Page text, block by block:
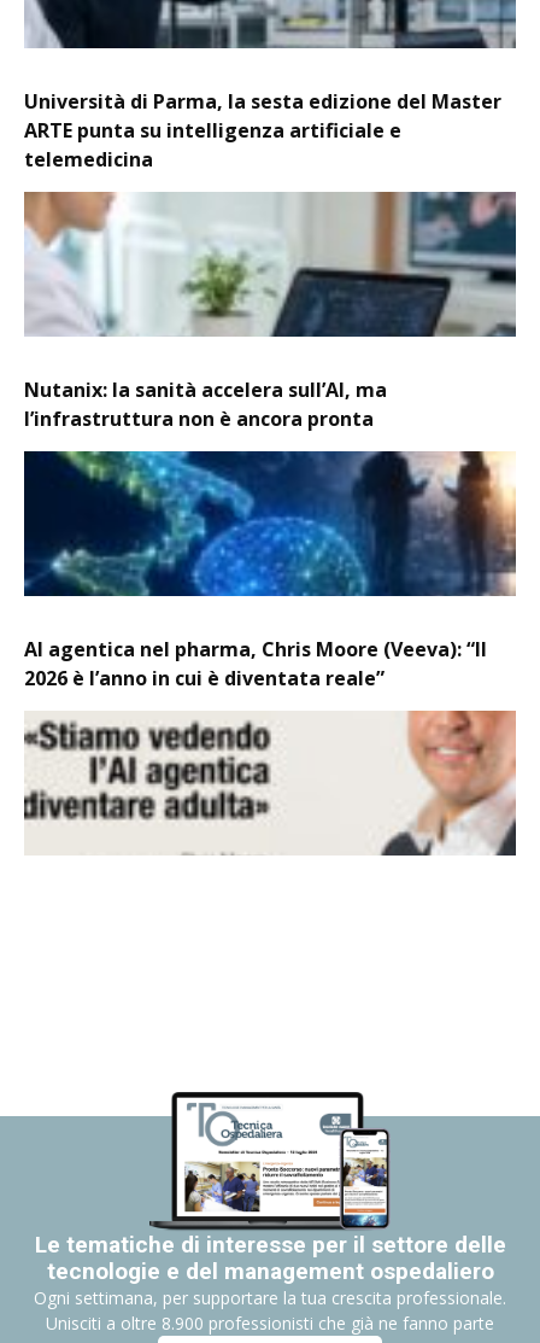
Università di Parma, la sesta edizione del Master
ARTE punta su intelligenza artificiale e
telemedicina
Nutanix: la sanità accelera sull’AI, ma
l’infrastruttura non è ancora pronta
AI agentica nel pharma, Chris Moore (Veeva): “Il
2026 è l’anno in cui è diventata reale”
Le tematiche di interesse per il settore delle
tecnologie e del management ospedaliero
Ogni settimana, per supportare la tua crescita professionale.
Unisciti a oltre 8.900 professionisti che già ne fanno parte